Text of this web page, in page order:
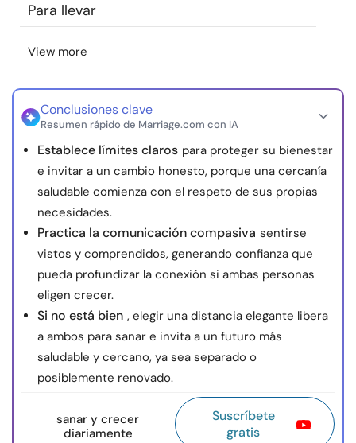
nosotros
© Copyright 2026. Todos los derechos reservados.
Para llevar
View more
Conclusiones clave
Resumen rápido de Marriage.com con IA
Establece límites claros para proteger su bienestar
e invitar a un cambio honesto, porque una cercanía
saludable comienza con el respeto de sus propias
necesidades.
Practica la comunicación compasiva sentirse
vistos y comprendidos, generando confianza que
pueda profundizar la conexión si ambas personas
eligen crecer.
Si no está bien , elegir una distancia elegante libera
a ambos para sanar e invita a un futuro más
saludable y cercano, ya sea separado o
posiblemente renovado.
sanar y crecer
diariamente
Suscríbete
gratis